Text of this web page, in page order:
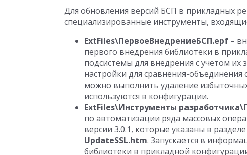
Для обновления версий БСП в прикладных
специализированные инструменты,
ExtFiles\ПервоеВнедрениеБСП.epf –
первого внедрения библиотеки в
подсистемы для внедрения с учетом их
настройки для сравнения-
можно выполнить удаление
используются в конфигурации.
ExtFiles\Инструменты
по автоматизации ряда массовых
версии 3.0.1, которые указаны в разделе
UpdateSSL.htm. Запускается в
библиотеки в прикладной